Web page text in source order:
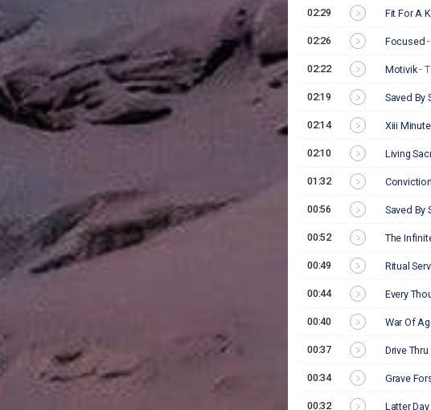
02:29 Fit For A
02:26 Focused -
02:22 Motivik-
02:19 Saved By
02:14 Xiii
02:10 Living
01:32
00:56 Saved By
00:52 The
00:49 Ritual
00:44 Every
00:40 War Of
00:37 Drive
00:34 Grave
00:32 Latter